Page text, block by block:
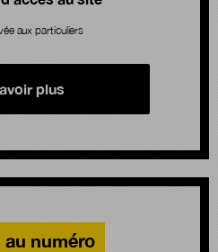
aux particuliers
plus
au numéro